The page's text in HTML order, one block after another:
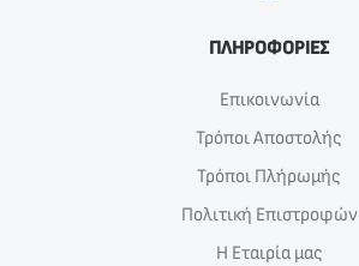
ΠΛΗΡΟΦΟΡΙΕΣ
Επικοινωνία
Τρόποι Αποστολής
Τρόποι Πλήρωμής
Πολιτική Επιστροφών
Η Εταιρία μας